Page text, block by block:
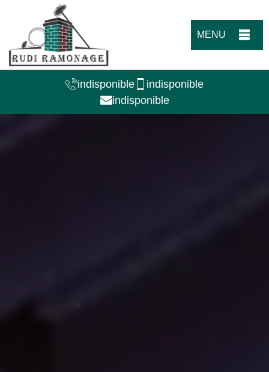
MENU
indisponible
indisponible
indisponible